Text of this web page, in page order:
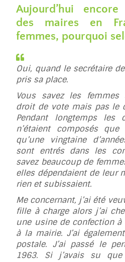
Aujourd’hui
des maires en
femmes, pourquoi
Oui, quand le secrétaire
pris sa place.
Vous savez les
droit de vote mais pas le
Pendant longtemps les
n’étaient composés
qu’une vingtaine
sont entrés dans les
savez beaucoup de
elles dépendaient de leur
rien et subissaient.
Me concernant, j’ai été
fille à charge alors j’ai
une usine de confection à
à la mairie. J’ai
postale. J’ai passé le
1963. Si j’avais su